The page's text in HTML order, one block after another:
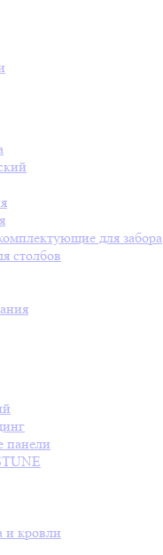
для забора
столбов
панели
и кровли